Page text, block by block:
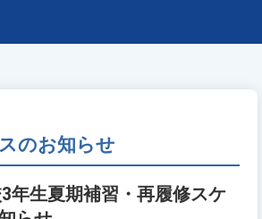
のお知らせ
年生夏期補習・再履修スケ